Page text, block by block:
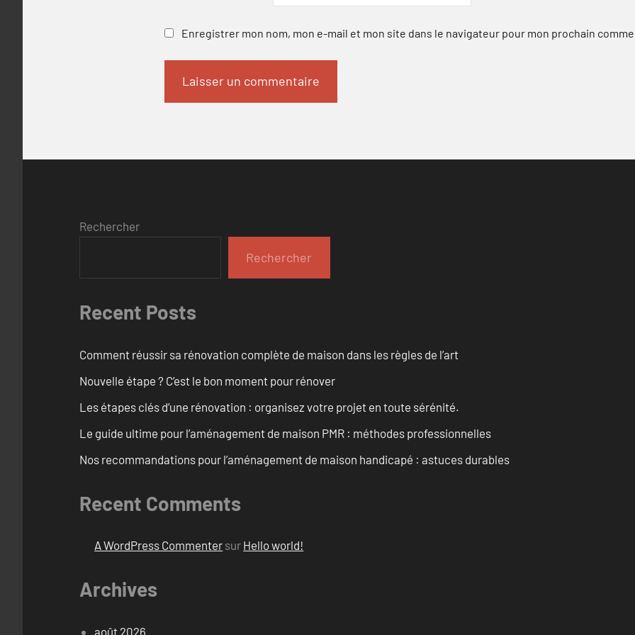
Enregistrer mon nom, mon e-mail et mon site dans le navigateur pour mon prochain
Rechercher
Rechercher
Recent Posts
Comment réussir sa rénovation complète de maison dans les règles de l’art
Nouvelle étape ? C’est le bon moment pour rénover
Les étapes clés d’une rénovation : organisez votre projet en toute sérénité.
Le guide ultime pour l’aménagement de maison PMR : méthodes professionnelles
Nos recommandations pour l’aménagement de maison handicapé : astuces durables
Recent Comments
A WordPress Commenter sur Hello world!
Archives
août 2026